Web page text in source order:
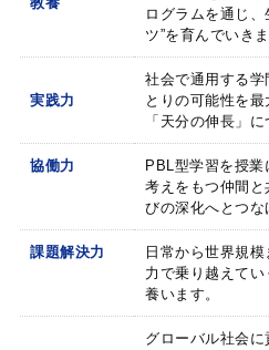
ログラムを通じ
ツ”を育んでいきま
実践力
社会で通用する
とりの可能性を
「天分の伸長」に
協働力
PBL型学習を授
考えをもつ仲間と
びの深化へとつな
課題解決力
日常から世界規
力で乗り越えて
養います。
グローバル社会